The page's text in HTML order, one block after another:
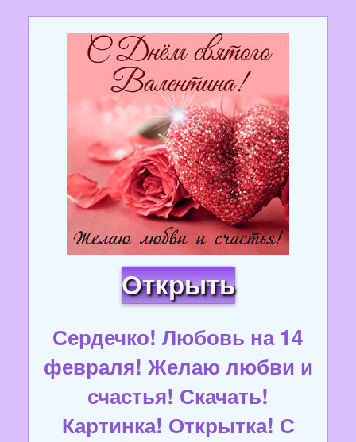
Открыть
Сердечко! Любовь на 14
февраля! Желаю любви и
счастья! Скачать!
Картинка! Открытка! С